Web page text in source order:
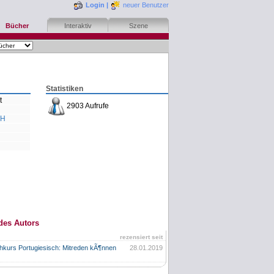
Login | neuer Benutzer
Bücher Interaktiv Szene
Statistiken
2903 Aufrufe
Autors
rezensiert seit
28.01.2019
Portugiesisch: Mitreden kÃ¶nnen